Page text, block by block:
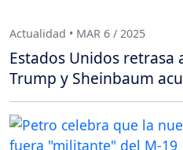
Actualidad • MAR 6 / 2025
Estados Unidos retrasa
Trump y Sheinbaum